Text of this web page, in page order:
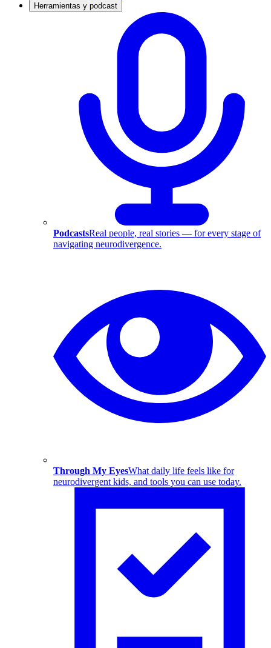
Herramientas y podcast
PodcastsReal people, real stories — for every stage of
navigating neurodivergence.
Through My EyesWhat daily life feels like for
neurodivergent kids, and tools you can use today.